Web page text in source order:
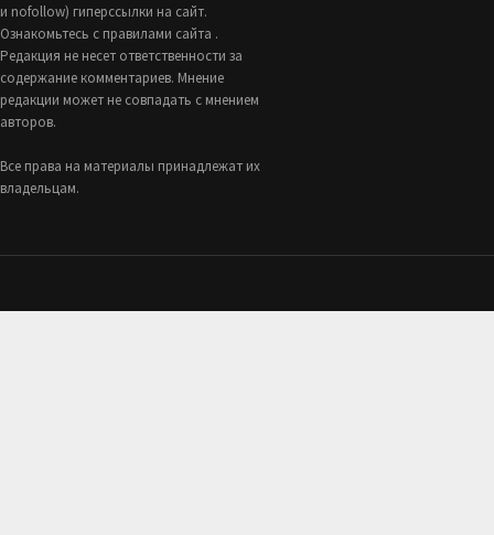
и nofollow) гиперссылки на сайт.
Ознакомьтесь с правилами сайта .
Редакция не несет ответственности за
содержание комментариев. Мнение
редакции может не совпадать с мнением
авторов.
Все права на материалы принадлежат их
владельцам.